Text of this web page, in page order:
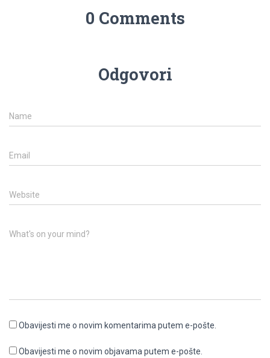
0 Comments
Odgovori
Name
Email
Website
What's on your mind?
Obavijesti me o novim komentarima putem e-pošte.
Obavijesti me o novim objavama putem e-pošte.